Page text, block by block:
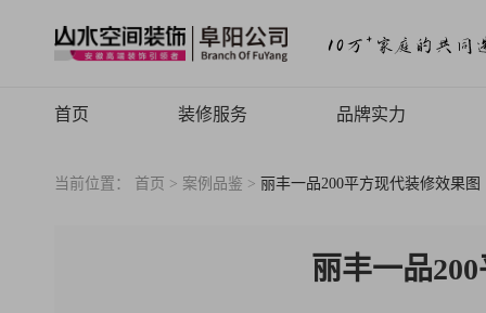
首页 装修服务
山水高端
品牌实力
品牌介绍
品牌文化
当前位置： 首页 > 案例品鉴 > 丽丰一品200平方现代装修效果图
丽丰一品